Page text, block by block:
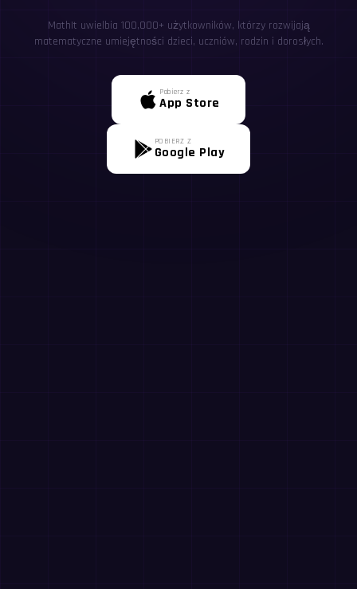
MathIt uwielbia 100,000+ użytkowników, którzy rozwijają
matematyczne umiejętności dzieci, uczniów, rodzin i dorosłych.
Pobierz z
App Store
POBIERZ Z
Google Play